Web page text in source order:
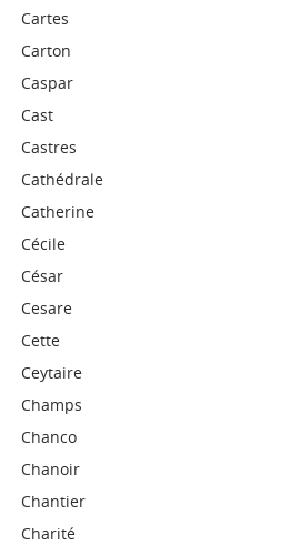
Cartes
Carton
Caspar
Cast
Castres
Cathédrale
Catherine
Cécile
César
Cesare
Cette
Ceytaire
Champs
Chanco
Chanoir
Chantier
Charité